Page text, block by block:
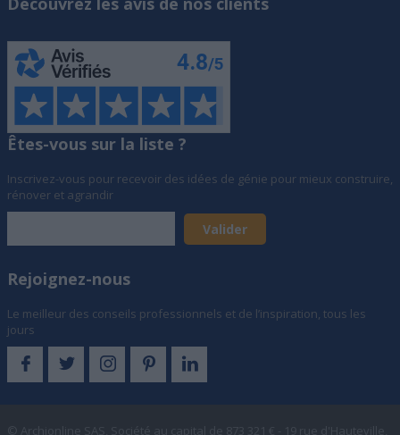
Êtes-vous sur la liste ?
Inscrivez-vous pour recevoir des idées de génie pour mieux construire,
rénover et agrandir
Rejoignez-nous
Le meilleur des conseils professionnels et de l’inspiration, tous les
jours
© Archionline SAS, Société au capital de 873 321 € - 19 rue d'Hauteville,